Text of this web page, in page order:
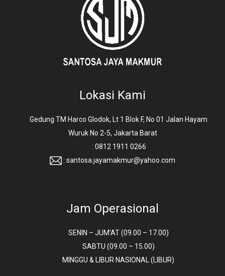
Lokasi Kami
Gedung TM Harco Glodok, Lt 1 Blok F, No 01 Jalan Hayam
Wuruk No 2-5, Jakarta Barat
: 0812 1911 0266
: santosa.jayamakmur@yahoo.com
Jam Operasional
SENIN – JUM’AT (09.00 – 17.00)
SABTU (09.00 – 15.00)
MINGGU & LIBUR NASIONAL (LIBUR)